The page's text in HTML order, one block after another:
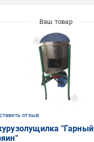
отзыв
"Гарный